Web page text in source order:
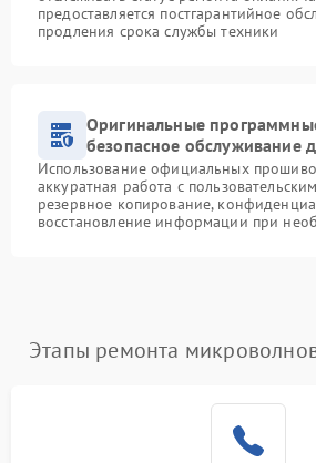
предоставляется постгарантийное
продления срока службы техники
Оригинальные
безопасное обслуживание
Использование официальных
аккуратная работа с
резервное копирование,
восстановление информации при
Этапы ремонта